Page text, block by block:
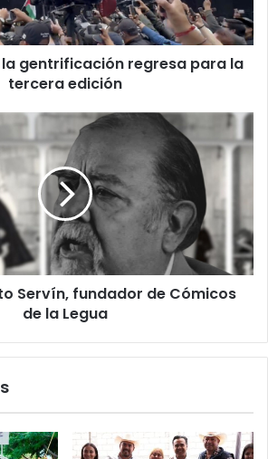
gentrificación regresa para la
tercera edición
Servín, fundador de Cómicos
de la Legua